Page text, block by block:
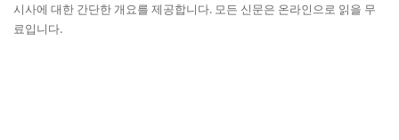
시사에 대한 간단한 개요를 제공합니다. 모든 신문은 온라인으로 읽을 무
료입니다.